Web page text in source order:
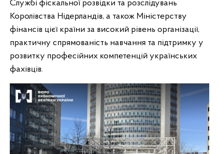
Службі фіскальної розвідки та розслідувань
Королівства Нідерландів, а також Міністерству
фінансів цієї країни за високий рівень організації,
практичну спрямованість навчання та підтримку у
розвитку професійних компетенцій українських
фахівців.